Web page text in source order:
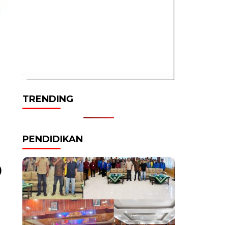
TRENDING
PENDIDIKAN